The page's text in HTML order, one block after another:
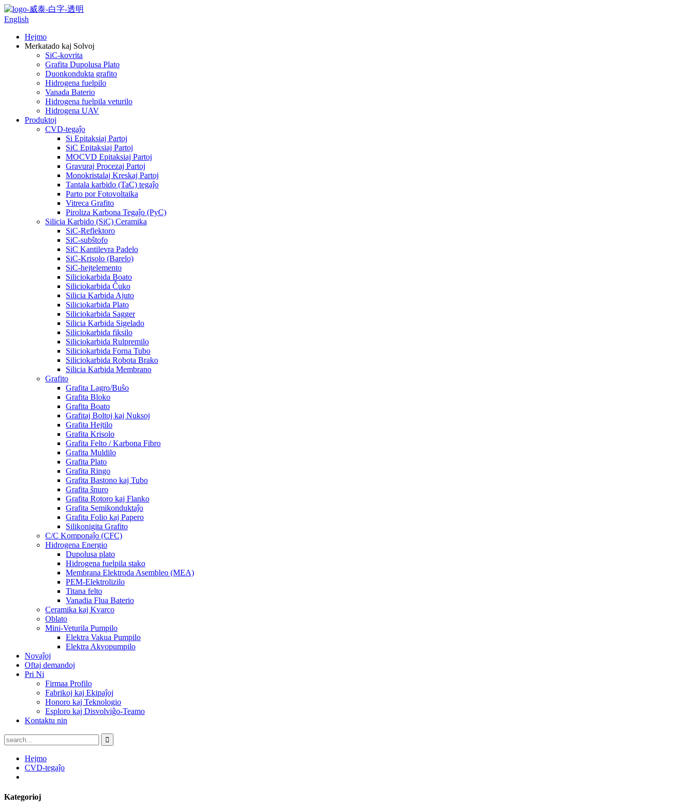
English
Hejmo
Merkatado kaj Solvoj
SiC-kovrita
Grafita Dupolusa Plato
Duonkondukta grafito
Hidrogena fuelpilo
Vanada Baterio
Hidrogena fuelpila veturilo
Hidrogena UAV
Produktoj
CVD-tegaĵo
Si Epitaksiaj Partoj
SiC Epitaksiaj Partoj
MOCVD Epitaksiaj Partoj
Gravuraj Procezaj Partoj
Monokristalaj Kreskaj Partoj
Tantala karbido (TaC) tegaĵo
Parto por Fotovoltaika
Vitreca Grafito
Piroliza Karbona Tegaĵo (PyC)
Silicia Karbido (SiC) Ceramika
SiC-Reflektoro
SiC-subŝtofo
SiC Kantilevra Padelo
SiC-Krisolo (Barelo)
SiC-hejtelemento
Siliciokarbida Boato
Siliciokarbida Ĉuko
Silicia Karbida Ajuto
Siliciokarbida Plato
Siliciokarbida Sagger
Silicia Karbida Sigelado
Siliciokarbida fiksilo
Siliciokarbida Rulpremilo
Siliciokarbida Forna Tubo
Siliciokarbida Robota Brako
Silicia Karbida Membrano
Grafito
Grafita Lagro/Buŝo
Grafita Bloko
Grafita Boato
Grafitaj Boltoj kaj Nuksoj
Grafita Hejtilo
Grafita Krisolo
Grafita Felto / Karbona Fibro
Grafita Muldilo
Grafita Plato
Grafita Ringo
Grafita Bastono kaj Tubo
Grafita ŝnuro
Grafita Rotoro kaj Flanko
Grafita Semikonduktaĵo
Grafita Folio kaj Papero
Silikonigita Grafito
C/C Komponaĵo (CFC)
Hidrogena Energio
Dupolusa plato
Hidrogena fuelpila stako
Membrana Elektroda Asembleo (MEA)
PEM-Elektrolizilo
Titana felto
Vanadia Flua Baterio
Ceramika kaj Kvarco
Oblato
Mini-Veturila Pumpilo
Elektra Vakua Pumpilo
Elektra Akvopumpilo
Novaĵoj
Oftaj demandoj
Pri Ni
Firmaa Profilo
Fabrikoj kaj Ekipaĵoj
Honoro kaj Teknologio
Esploro kaj Disvolviĝo-Teamo
Kontaktu nin
Hejmo
CVD-tegaĵo
Kategorioj